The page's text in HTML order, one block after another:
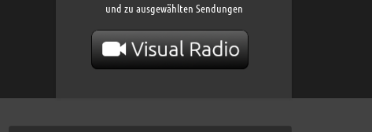
und zu ausgewählten Sendungen